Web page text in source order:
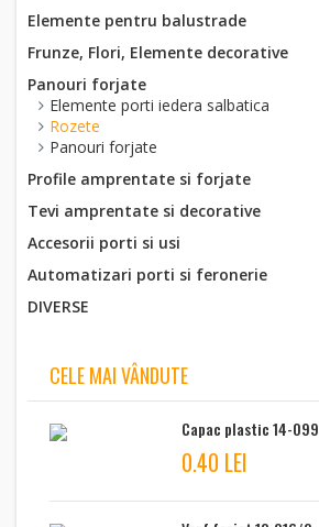
Elemente pentru balustrade
Frunze, Flori, Elemente decorative
Panouri forjate
Elemente porti iedera salbatica
Rozete
Panouri forjate
Profile amprentate si forjate
Tevi amprentate si decorative
Accesorii porti si usi
Automatizari porti si feronerie
DIVERSE
CELE MAI VÂNDUTE
Capac plastic 14-099
0.40 LEI